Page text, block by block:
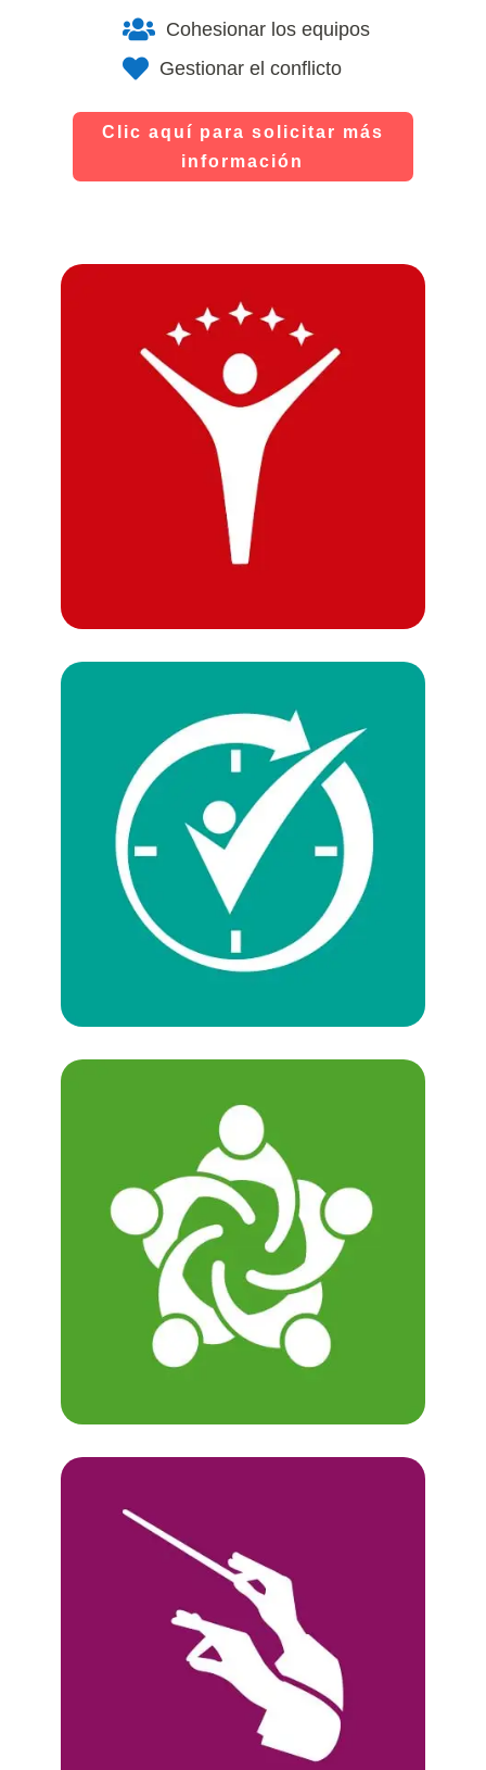
 Cohesionar los equipos
 Gestionar el conflicto
Clic aquí para solicitar más
información